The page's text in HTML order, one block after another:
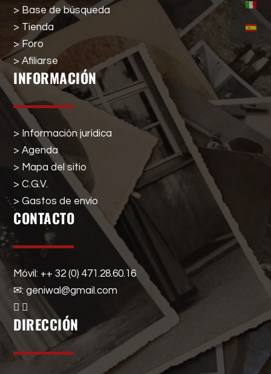
> Base de búsqueda
> Tienda
> Foro
> Afiliarse
INFORMACIÓN
> Información jurídica
> Agenda
> Mapa del sitio
> C.G.V.
> Gastos de envío
CONTACTO
Móvil: ++ 32 (0) 471.28.60.16
✉: geniwal@gmail.com
DIRECCIÓN